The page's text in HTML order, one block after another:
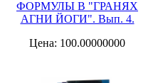
ФОРМУЛЫ В "ГРАНЯХ
АГНИ ЙОГИ". Вып. 4.
Цена: 100.00000000